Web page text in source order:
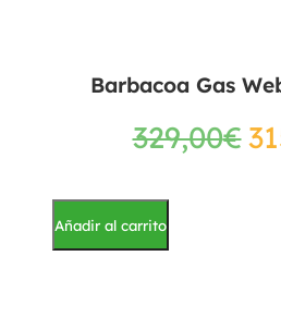
Barbacoa Gas
329,00€
Añadir al carrito